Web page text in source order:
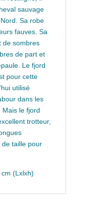
sauvage
Nord. Sa robe
fauves. Sa
de sombres
de part et
Le fjord
pour cette
utilisé
dans les
Mais le fjord
trotteur,
taille pour
(Lxlxh)